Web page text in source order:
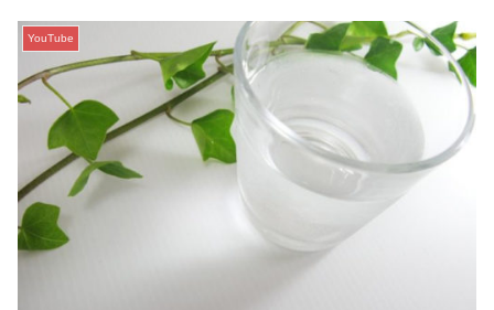
YouTube